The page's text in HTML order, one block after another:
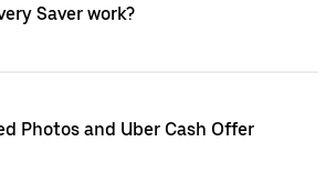
Saver work?
Photos and Uber Cash Offer